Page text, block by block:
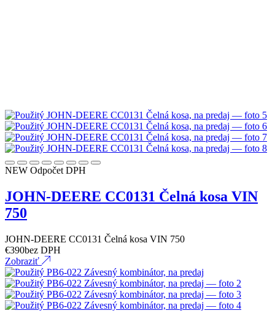
NEW Odpočet DPH
JOHN-DEERE CC0131 Čelná kosa VIN
750
JOHN-DEERE CC0131 Čelná kosa VIN 750
€390bez DPH
Zobraziť